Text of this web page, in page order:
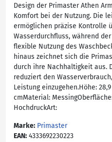
Design der Primaster Athen
Komfort bei der Nutzung. Die
ermöglichen präzise Kontrolle
Wasserdurchfluss, während
flexible Nutzung des
hinaus zeichnet sich die
durch ihre Nachhaltigkeit aus.
reduziert den
Leistung einzugehen.Höhe: 28,9
cmMaterial:
HochdruckArt:
Marke: Primaster
EAN: 4333692230223